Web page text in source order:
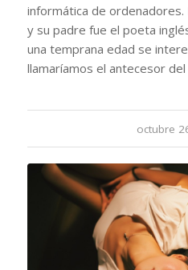
informática de
y su padre fue el poeta
una temprana edad se
llamaríamos el antecesor
octubre